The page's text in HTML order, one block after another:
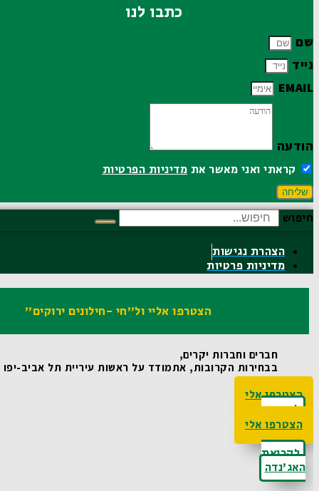
כתבו לנו
שם
נייד
EMAIL
הודעה
קראתי ואני מאשר אתמדיניות הפרטיות
שליחה
חיפוש
הצהרת נגישות
מדיניות פרטיות
הצטרפו אליי ול"חי -חילונים ירוקים"
חברים וחברות יקרים,
בבחירות הקרובות, אתמודד על ראשות עיריית תל אביב-יפו
הצטרפו אלי
לקריאת
האג'נדה
הצטרפו אלי
לקריאת
האג'נדה